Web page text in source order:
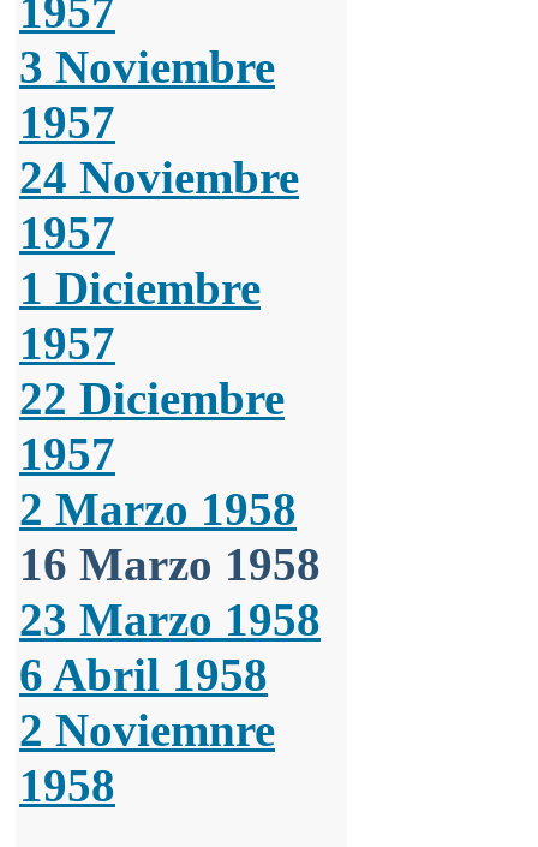
1957
3 Noviembre
1957
24 Noviembre
1957
1 Diciembre
1957
22 Diciembre
1957
2 Marzo 1958
16 Marzo 1958
23 Marzo 1958
6 Abril 1958
2 Noviemnre
1958